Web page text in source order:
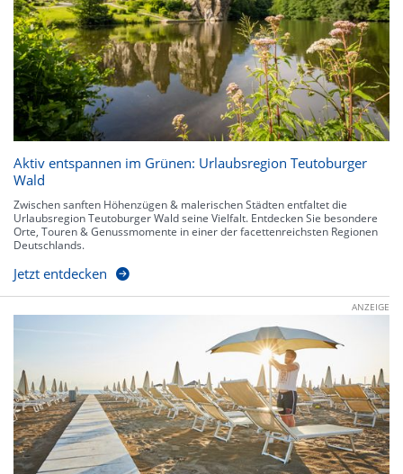
Aktiv entspannen im Grünen: Urlaubsregion Teutoburger
Wald
Zwischen sanften Höhenzügen & malerischen Städten entfaltet die
Urlaubsregion Teutoburger Wald seine Vielfalt. Entdecken Sie besondere
Orte, Touren & Genussmomente in einer der facettenreichsten Regionen
Deutschlands.
Jetzt entdecken
ANZEIGE